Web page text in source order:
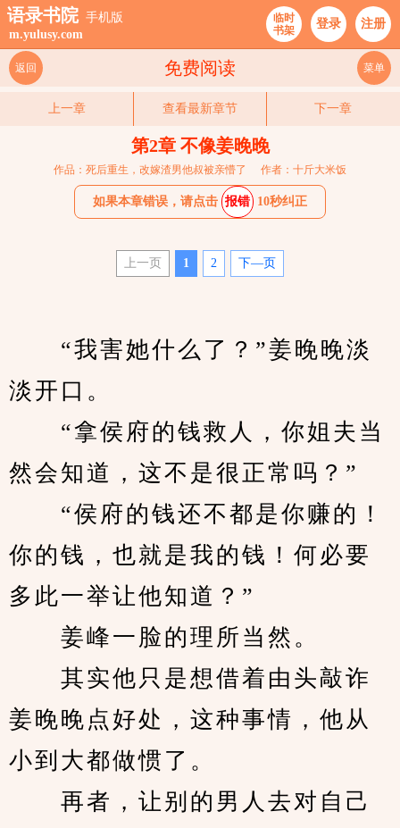
语录书院 手机版
m.yulusy.com
临时
书架
登录 注册
免费阅读
返回 菜单
上一章 查看最新章节 下一章
第2章 不像姜晚晚
作品：死后重生，改嫁渣男他叔被亲懵了 作者：十斤大米饭
如果本章错误，请点击 报错 10秒纠正
上一页 1 2 下—页
“我害她什么了？”姜晚晚淡
淡开口。
“拿侯府的钱救人，你姐夫当
然会知道，这不是很正常吗？”
“侯府的钱还不都是你赚的！
你的钱，也就是我的钱！何必要
多此一举让他知道？”
姜峰一脸的理所当然。
其实他只是想借着由头敲诈
姜晚晚点好处，这种事情，他从
小到大都做惯了。
再者，让别的男人去对自己